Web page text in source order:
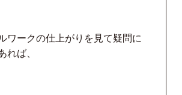
ワークの仕上がりを見て疑問に
れば、